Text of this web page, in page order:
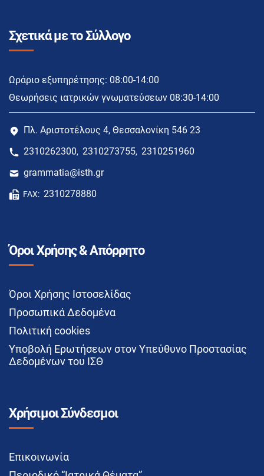
Σχετικά με το Σύλλογο
Ωράριο εξυπηρέτησης: 08:00-14:00
Θεωρήσεις ιατρικών γνωματεύσεων 08:30-14:00
Πλ. Αριστοτέλους 4, Θεσσαλονίκη 546 23
2310262300, 2310273755, 2310251960
grammatia@isth.gr
FAX: 2310278880
Όροι Χρήσης & Απόρρητο
Όροι Χρήσης Ιστοσελίδας
Προσωπικά Δεδομένα
Πολιτική cookies
Υποβολή Ερωτήσεων στον Υπεύθυνο Προστασίας
Δεδομένων του ΙΣΘ
Χρήσιμοι Σύνδεσμοι
Επικοινωνία